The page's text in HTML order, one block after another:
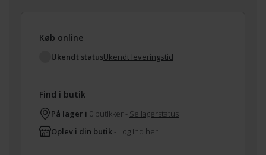
Køb online
Ukendt statusUkendt leveringstid
Find i butik
På lager i 0 butikker - Se lagerstatus
Oplev i din butik - Log ind her